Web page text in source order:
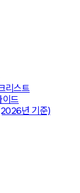
리스트
이드
년 기준)